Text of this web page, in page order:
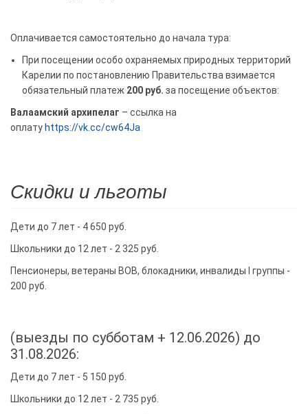
Оплачивается самостоятельно до начала тура:
При посещении особо охраняемых природных территорий
Карелии по постановлению Правительства взимается
обязательный платеж 200 руб. за посещение объектов:
Валаамский архипелаг – ссылка на
оплатуhttps://vk.cc/cw64Ja
Скидки и льготы
Дети до 7 лет - 4 650 руб.
Школьники до 12 лет - 2 325 руб.
Пенсионеры, ветераны ВОВ, блокадники, инвалиды I группы -
200 руб.
(выезды по субботам + 12.06.2026) до
31.08.2026:
Дети до 7 лет - 5 150 руб.
Школьники до 12 лет - 2 735 руб.